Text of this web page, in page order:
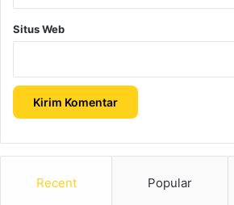
Situs Web
Recent Popular